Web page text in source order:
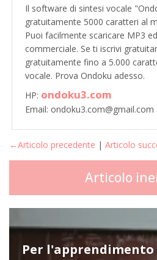
Il software di sintesi vocale
gratuitamente 5000 caratteri al
Puoi facilmente scaricare MP3
commerciale. Se ti iscrivi
gratuitamente fino a 5.000
vocale. Prova Ondoku adesso.
HP: ondoku3.com
Email: ondoku3.com@gmail.com
←Articolo precedente | Articolo
Articolo
Per